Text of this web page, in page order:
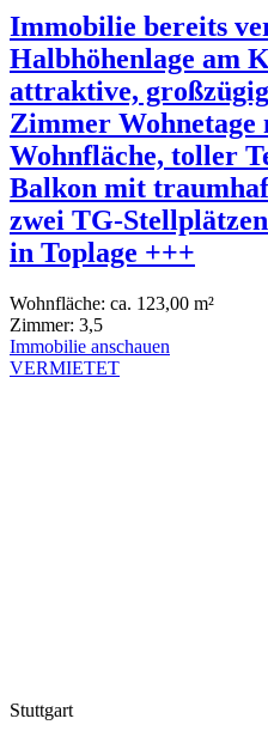
Immobilie bereits
Halbhöhenlage am
attraktive,
Zimmer Wohnetage
Wohnfläche, toller
Balkon mit
zwei TG-
in Toplage +++
Wohnfläche: ca. 123,00 m²
Zimmer: 3,5
Immobilie anschauen
VERMIETET
Stuttgart